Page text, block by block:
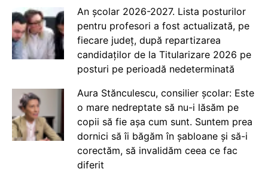
An școlar 2026-2027. Lista posturilor
pentru profesori a fost actualizată, pe
fiecare județ, după repartizarea
candidaților de la Titularizare 2026 pe
posturi pe perioadă nedeterminată
Aura Stănculescu, consilier școlar: Este
o mare nedreptate să nu-i lăsăm pe
copii să fie așa cum sunt. Suntem prea
dornici să îi băgăm în șabloane și să-i
corectăm, să invalidăm ceea ce fac
diferit